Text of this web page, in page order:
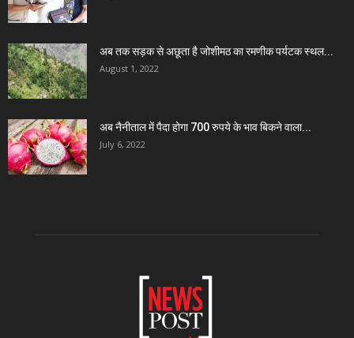
अब तक सड़क से अछूता है जोशीमठ का रमणीक पर्यटक स्थल...
August 1, 2022
अब नैनीताल में पैदा होगा 700 रुपये के भाव बिकने वाला...
July 6, 2022